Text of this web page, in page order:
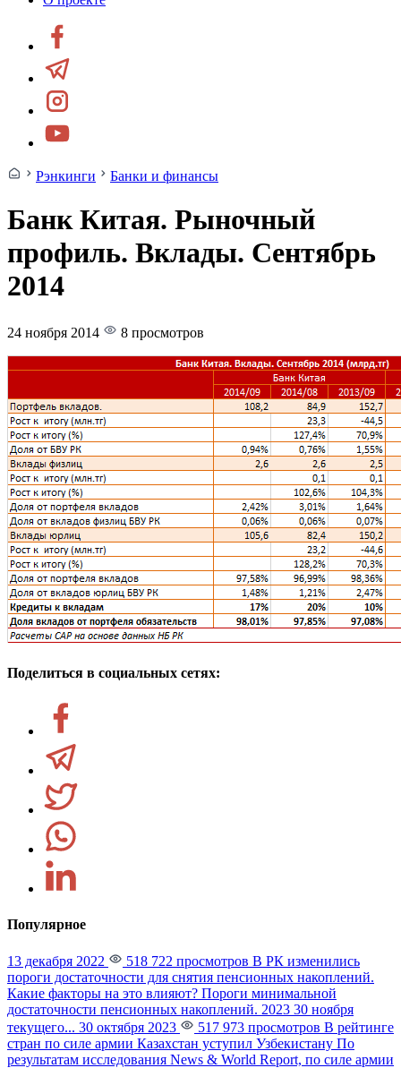
Рэнкинги Банки и финансы
Банк Китая. Рыночный
профиль. Вклады. Сентябрь
2014
24 ноября 2014 8 просмотров
Поделиться в социальных сетях:
Популярное
13 декабря 2022 518 722 просмотров В РК изменились
пороги достаточности для снятия пенсионных накоплений.
Какие факторы на это влияют? Пороги минимальной
достаточности пенсионных накоплений. 2023 30 ноября
текущего... 30 октября 2023 517 973 просмотров В рейтинге
стран по силе армии Казахстан уступил Узбекистану По
результатам исследования News & World Report, по силе армии